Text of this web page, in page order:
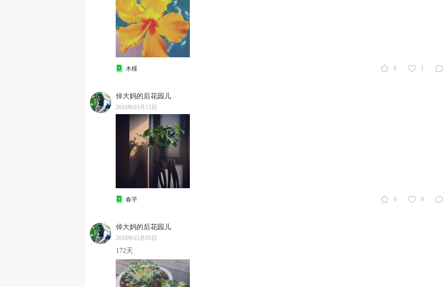
0 1
木槿
倬大妈的后花园儿
2018年03月15日
0 0
春芋
倬大妈的后花园儿
2018年03月05日
172天